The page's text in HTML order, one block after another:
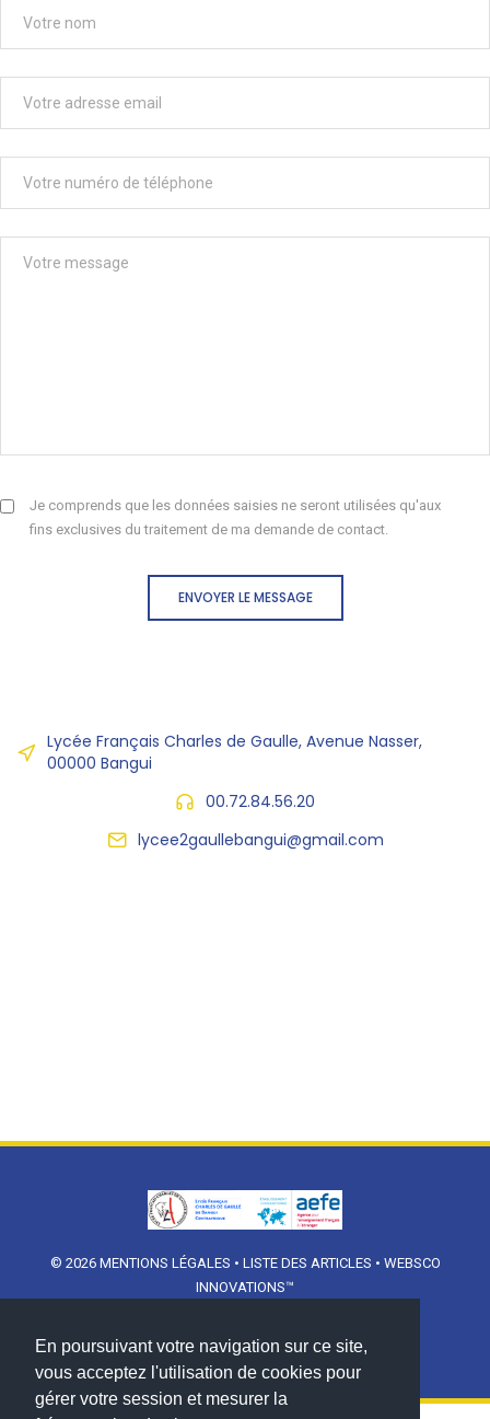
En poursuivant votre navigation sur ce site,
vous acceptez l'utilisation de cookies pour
gérer votre session et mesurer la
Je comprends que les données saisies ne seront utilisées qu'aux
fins exclusives du traitement de ma demande de contact.
ENVOYER LE MESSAGE
Lycée Français Charles de Gaulle, Avenue Nasser,
00000 Bangui
00.72.84.56.20
lycee2gaullebangui@gmail.com
© 2026 MENTIONS LÉGALES • LISTE DES ARTICLES • WEBSCO
INNOVATIONS™